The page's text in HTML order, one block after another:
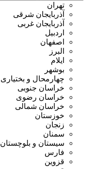
تهران
آذربایجان شرقی
آذربایجان غربی
اردبیل
اصفهان
البرز
ایلام
بوشهر
چهارمحال و بختیاری
خراسان جنوبی
خراسان رضوی
خراسان شمالی
خوزستان
زنجان
سمنان
سیستان و بلوچستان
فارس
قزوین